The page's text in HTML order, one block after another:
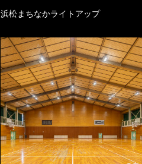
浜松まちなかライトアップ